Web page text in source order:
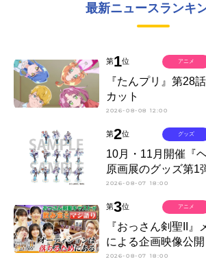
最新ニュースランキ
第1位
『たんプリ』第28
カット
2026-08-08 12:00
アニメ
第2位
10月・11月開催『
原画展のグッズ第1
2026-08-07 18:00
グッズ
第3位
『おっさん剣聖II
による企画映像公開
2026-08-07 18:00
アニメ